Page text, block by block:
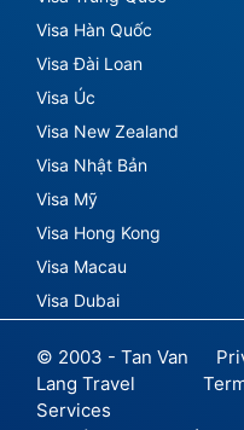
Visa Hàn Quốc
Visa Đài Loan
Visa Úc
Visa New Zealand
Visa Nhật Bản
Visa Mỹ
Visa Hong Kong
Visa Macau
Visa Dubai
© 2003 - Tan Van
Lang Travel
Services